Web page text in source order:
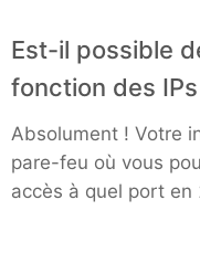
Est-il possible
fonction des
Absolument ! Votre
pare-feu où vous
accès à quel port en